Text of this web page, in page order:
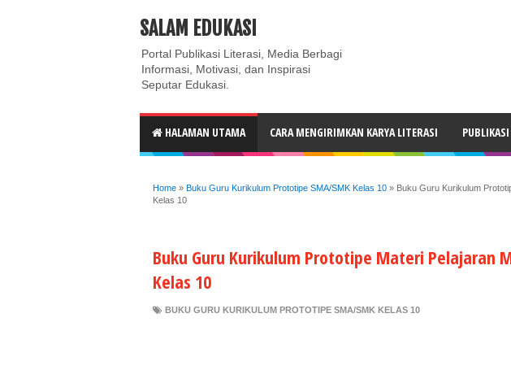
ABOUT CONTACT US
SALAM EDUKASI
Portal Publikasi Literasi, Media Berbagi
Informasi, Motivasi, dan Inspirasi
Seputar Edukasi.
HALAMAN UTAMA CARA MENGIRIMKAN KARYA LITERASI
Home » Buku Guru Kurikulum Prototipe SMA/SMK Kelas 10 » Buku Guru Kurikulum
Kelas 10
Buku Guru Kurikulum Prototipe Materi Pelajaran
Kelas 10
BUKU GURU KURIKULUM PROTOTIPE SMA/SMK KELAS 10